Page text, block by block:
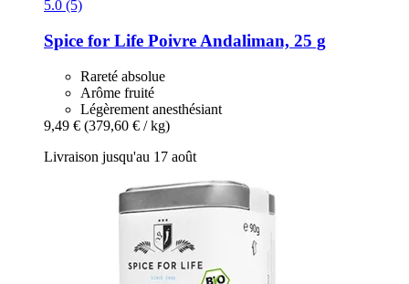
5.0 (5)
Spice for Life Poivre Andaliman, 25 g
Rareté absolue
Arôme fruité
Légèrement anesthésiant
9,49 € (379,60 € / kg)
Livraison jusqu'au 17 août